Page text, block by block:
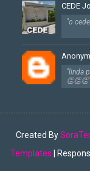
CEDE
"o
"linda
👏👏👏"
Created By
Templates |